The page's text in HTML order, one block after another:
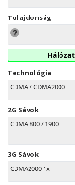
Tulajdonság
Hálózat
Technológia
CDMA / CDMA2000
2G Sávok
CDMA 800 / 1900
3G Sávok
CDMA2000 1x